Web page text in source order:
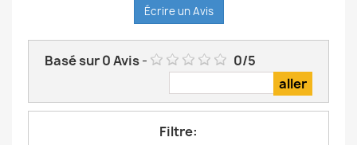
Écrire un Avis
Basé sur0Avis- 0/5
Filtre: